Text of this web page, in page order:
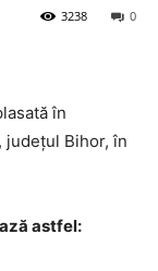
0
3238
în
judeţul Bihor, în
astfel: